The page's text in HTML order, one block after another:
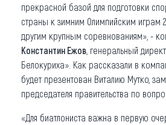
прекрасной базой для подготовки
страны к зимним Олимпийским играм
другим крупным соревнованиям», -
Константин Ежов , генеральный
Белокуриха». Как рассказали в
будет презентован Виталию Мутко,
председателя правительства по
«Для биатлониста важна в первую